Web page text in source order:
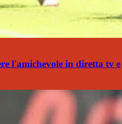
l'amichevole in diretta tv e